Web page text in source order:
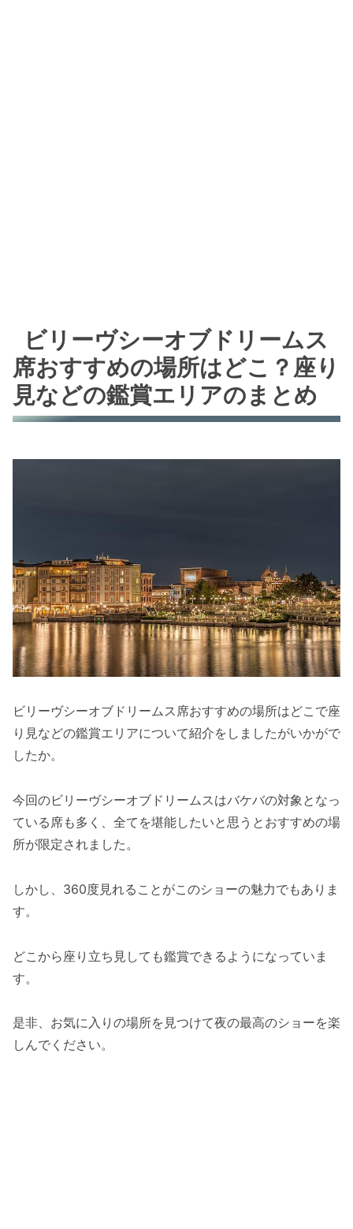
ビリーヴシーオブドリームス
席おすすめの場所はどこ？座り
見などの鑑賞エリアのまとめ
ビリーヴシーオブドリームス席おすすめの場所はどこで座
り見などの鑑賞エリアについて紹介をしましたがいかがで
したか。
今回のビリーヴシーオブドリームスはバケバの対象となっ
ている席も多く、全てを堪能したいと思うとおすすめの場
所が限定されました。
しかし、360度見れることがこのショーの魅力でもありま
す。
どこから座り立ち見しても鑑賞できるようになっていま
す。
是非、お気に入りの場所を見つけて夜の最高のショーを楽
しんでください。